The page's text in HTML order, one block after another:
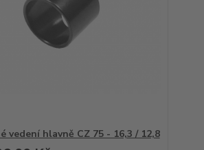
vedení hlavně CZ 75 - 16,3 / 12,8